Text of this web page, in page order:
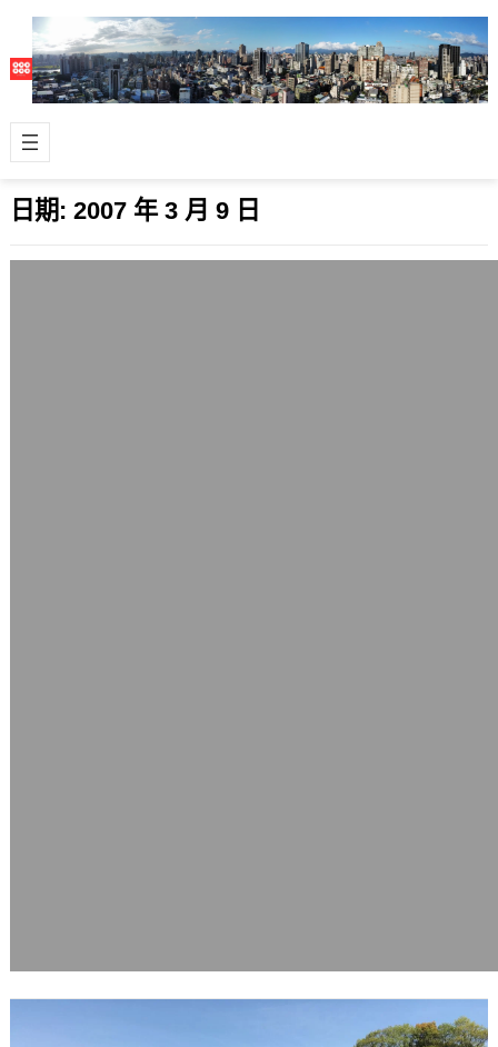
日期: 2007 年 3 月 9 日